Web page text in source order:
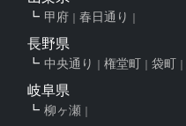
甲府 春日通り
長野県
中央通り 権堂町 袋町
岐阜県
柳ヶ瀬